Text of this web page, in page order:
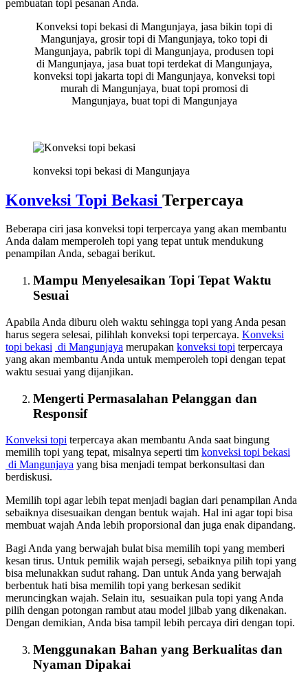
pembuatan topi pesanan Anda.
Konveksi topi bekasi di Mangunjaya, jasa bikin topi di
Mangunjaya, grosir topi di Mangunjaya, toko topi di
Mangunjaya, pabrik topi di Mangunjaya, produsen topi
di Mangunjaya, jasa buat topi terdekat di Mangunjaya,
konveksi topi jakarta topi di Mangunjaya, konveksi topi
murah di Mangunjaya, buat topi promosi di
Mangunjaya, buat topi di Mangunjaya
konveksi topi bekasi di Mangunjaya
Konveksi Topi Bekasi Terpercaya
Beberapa ciri jasa konveksi topi terpercaya yang akan membantu
Anda dalam memperoleh topi yang tepat untuk mendukung
penampilan Anda, sebagai berikut.
Mampu Menyelesaikan Topi Tepat Waktu
Sesuai
Apabila Anda diburu oleh waktu sehingga topi yang Anda pesan
harus segera selesai, pilihlah konveksi topi terpercaya. Konveksi
topi bekasi di Mangunjaya merupakan konveksi topi terpercaya
yang akan membantu Anda untuk memperoleh topi dengan tepat
waktu sesuai yang dijanjikan.
Mengerti Permasalahan Pelanggan dan
Responsif
Konveksi topi terpercaya akan membantu Anda saat bingung
memilih topi yang tepat, misalnya seperti tim konveksi topi bekasi
di Mangunjaya yang bisa menjadi tempat berkonsultasi dan
berdiskusi.
Memilih topi agar lebih tepat menjadi bagian dari penampilan Anda
sebaiknya disesuaikan dengan bentuk wajah. Hal ini agar topi bisa
membuat wajah Anda lebih proporsional dan juga enak dipandang.
Bagi Anda yang berwajah bulat bisa memilih topi yang memberi
kesan tirus. Untuk pemilik wajah persegi, sebaiknya pilih topi yang
bisa melunakkan sudut rahang. Dan untuk Anda yang berwajah
berbentuk hati bisa memilih topi yang berkesan sedikit
meruncingkan wajah. Selain itu, sesuaikan pula topi yang Anda
pilih dengan potongan rambut atau model jilbab yang dikenakan.
Dengan demikian, Anda bisa tampil lebih percaya diri dengan topi.
Menggunakan Bahan yang Berkualitas dan
Nyaman Dipakai